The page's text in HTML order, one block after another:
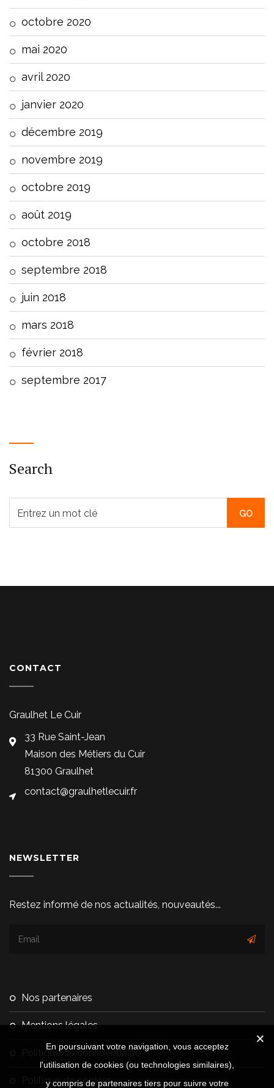
octobre 2020
mai 2020
avril 2020
janvier 2020
décembre 2019
novembre 2019
octobre 2019
août 2019
octobre 2018
septembre 2018
juin 2018
mars 2018
février 2018
septembre 2017
Search
CONTACT
Graulhet Le Cuir
33 Rue Saint-Jean
Maison des Métiers du Cuir
81300 Graulhet
contact@graulhetlecuir.fr
NEWSLETTER
Restez informé de nos actualités, nouveautés...
nos partenaires
mentions légales
politique de confidentialité
politique de cookies
En poursuivant votre navigation, vous acceptez
l'utilisation de cookies (ou technologies similaires),
y compris de partenaires tiers pour suivre votre